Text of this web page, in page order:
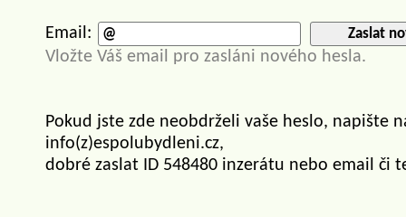
Email: Zaslat
Vložte Váš email pro zasláni nového hesla.
Pokud jste zde neobdrželi vaše heslo, napište
info(z)espolubydleni.cz,
dobré zaslat ID 548480 inzerátu nebo email či